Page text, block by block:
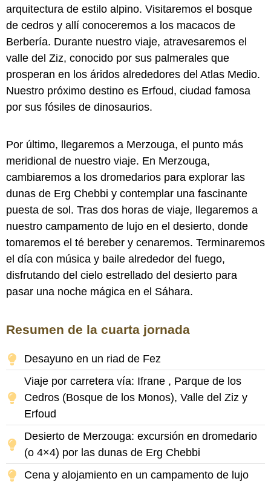
arquitectura de estilo alpino. Visitaremos el bosque
de cedros y allí conoceremos a los macacos de
Berbería. Durante nuestro viaje, atravesaremos el
valle del Ziz, conocido por sus palmerales que
prosperan en los áridos alrededores del Atlas Medio.
Nuestro próximo destino es Erfoud, ciudad famosa
por sus fósiles de dinosaurios.
Por último, llegaremos a Merzouga, el punto más
meridional de nuestro viaje. En Merzouga,
cambiaremos a los dromedarios para explorar las
dunas de Erg Chebbi y contemplar una fascinante
puesta de sol. Tras dos horas de viaje, llegaremos a
nuestro campamento de lujo en el desierto, donde
tomaremos el té bereber y cenaremos. Terminaremos
el día con música y baile alrededor del fuego,
disfrutando del cielo estrellado del desierto para
pasar una noche mágica en el Sáhara.
Resumen de la cuarta jornada
Desayuno en un riad de Fez
Viaje por carretera vía: Ifrane , Parque de los
Cedros (Bosque de los Monos), Valle del Ziz y
Erfoud
Desierto de Merzouga: excursión en dromedario
(o 4×4) por las dunas de Erg Chebbi
Cena y alojamiento en un campamento de lujo